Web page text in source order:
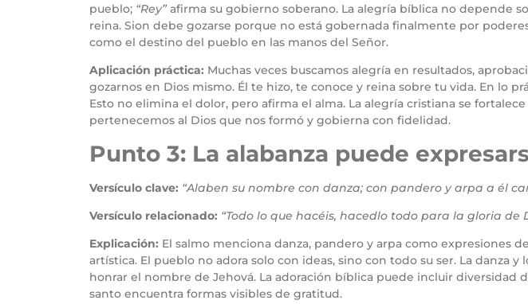
pueblo; “Rey”afirma su gobierno soberano. La alegría bíblica no depende
reina. Sion debe gozarse porque no está gobernada finalmente por
como el destino del pueblo en las manos del Señor.
Aplicación práctica: Muchas veces buscamos alegría en resultados,
gozarnos en Dios mismo. Él te hizo, te conoce y reina sobre tu vida. En lo
Esto no elimina el dolor, pero afirma el alma. La alegría cristiana se
pertenecemos al Dios que nos formó y gobierna con fidelidad.
Punto 3: La alabanza puede
Versículo clave: “Alaben su nombre con danza; con pandero y arpa a él
Versículo relacionado: “Todo lo que hacéis, hacedlo todo para la gloria de
Explicación: El salmo menciona danza, pandero y arpa como expresiones
artística. El pueblo no adora solo con ideas, sino con todo su ser. La
honrar el nombre de Jehová. La adoración bíblica puede incluir diversidad
santo encuentra formas visibles de gratitud.